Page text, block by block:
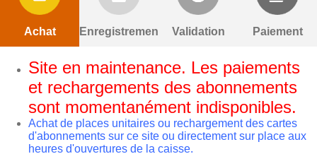
Achat Enregistrement Validation Paiement
Site en maintenance. Les paiements
et rechargements des abonnements
sont momentanément indisponibles.
Achat de places unitaires ou rechargement des cartes
d'abonnements sur ce site ou directement sur place aux
heures d'ouvertures de la caisse.